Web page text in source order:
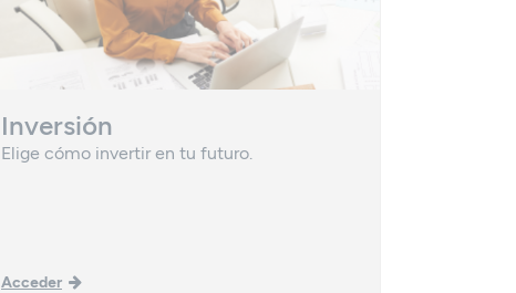
Inversión
Elige cómo invertir en tu futuro.
Acceder